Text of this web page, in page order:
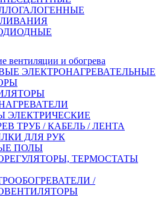
вентиляции и обогрева
ЭЛЕКТРОНАГРЕВАТЕЛЬНЫЕ
ЭЛЕКТРИЧЕСКИЕ
ТРУБ / КАБЕЛЬ / ЛЕНТА
ДЛЯ РУК
ПОЛЫ
ТЕРМОСТАТЫ
/